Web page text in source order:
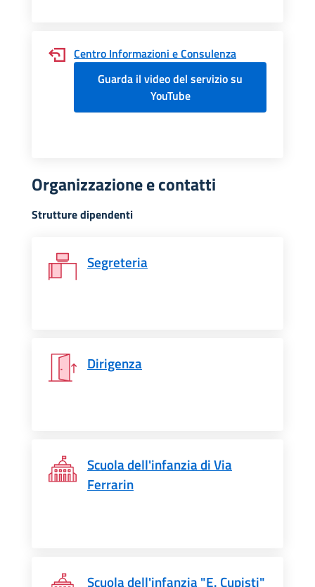
Centro Informazioni e Consulenza
Guarda il video del servizio su
YouTube
Organizzazione e contatti
Strutture dipendenti
Segreteria
Dirigenza
Scuola dell'infanzia di Via
Ferrarin
Scuola dell'infanzia "E. Cupisti"